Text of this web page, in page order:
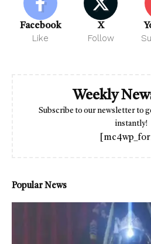
Facebook
Like
X
Follow
Weekly
Subscribe to our newsletter to
instantly!
Popular News